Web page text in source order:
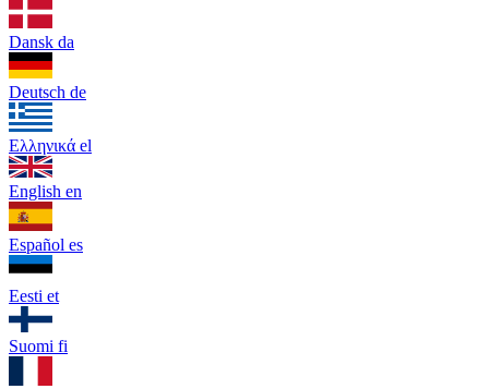
Dansk da
Deutsch de
Ελληνικά el
English en
Español es
Eesti et
Suomi fi